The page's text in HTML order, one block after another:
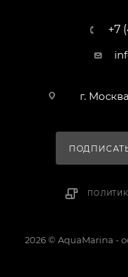
+7
г.
2026 © AquaMarina -